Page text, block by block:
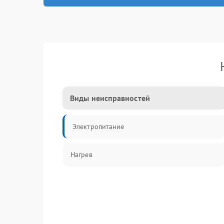
Виды неисправностей
Электропитание
Нагрев